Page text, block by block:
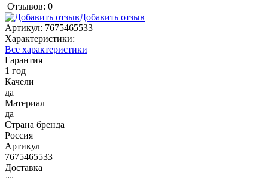
Отзывов: 0
Добавить отзыв
Артикул: 7675465533
Характеристики:
Все характеристики
Гарантия
1 год
Качели
да
Материал
да
Страна бренда
Россия
Артикул
7675465533
Доставка